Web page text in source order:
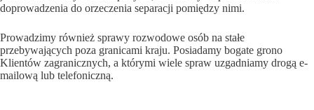
doprowadzenia do orzeczenia separacji pomiędzy nimi.
Prowadzimy również sprawy rozwodowe osób na stałe
przebywających poza granicami kraju. Posiadamy bogate grono
Klientów zagranicznych, a którymi wiele spraw uzgadniamy drogą e-
mailową lub telefoniczną.